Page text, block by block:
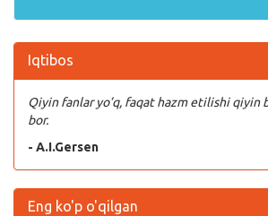
Iqtibos
Qiyin fanlar yo’q, faqat hazm etilishi qiyin
bor.
- A.I.Gersen
Eng ko'p o'qilgan